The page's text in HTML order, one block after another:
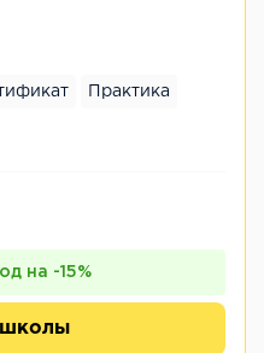
Практика
на -15%
школы